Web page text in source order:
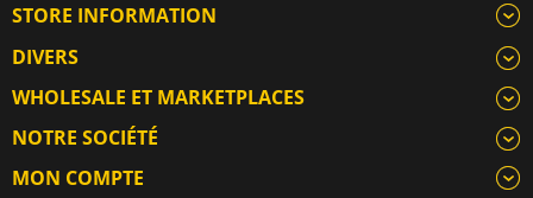
STORE INFORMATION
DIVERS
WHOLESALE ET MARKETPLACES
NOTRE SOCIÉTÉ
MON COMPTE